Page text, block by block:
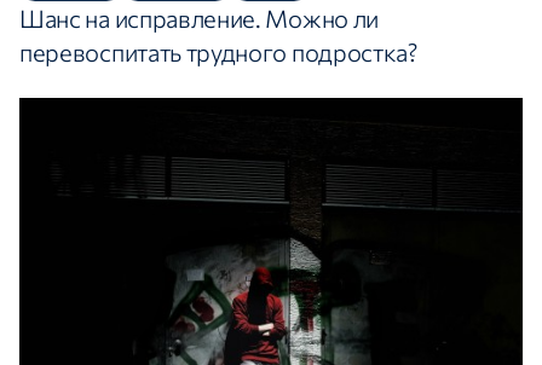
Шанс на исправление. Можно ли
перевоспитать трудного подростка?